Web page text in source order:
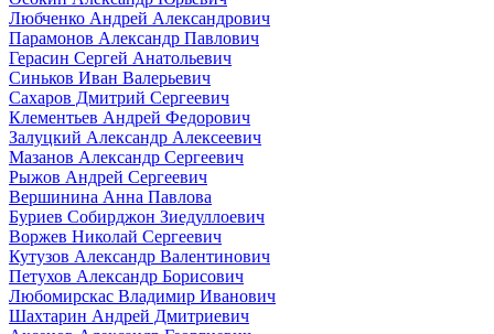
Любченко Андрей Александрович
Парамонов Александр Павлович
Герасин Сергей Анатольевич
Синьков Иван Валерьевич
Сахаров Дмитрий Сергеевич
Клементьев Андрей Федорович
Залуцкий Александр Алексеевич
Мазанов Александр Сергеевич
Рыжов Андрей Сергеевич
Вершинина Анна Павлова
Буриев Собирджон Зиедуллоевич
Воржев Николай Сергеевич
Кутузов Александр Валентинович
Петухов Александр Борисович
Любомирскас Владимир Иванович
Шахтарин Андрей Дмитриевич